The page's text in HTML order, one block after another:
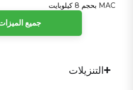
MAC بحجم 8 كيلوبايت
مفتاح إيثرنت صناعي مُدار من الطبقة
IEEE 802
جميع
التنزيلات